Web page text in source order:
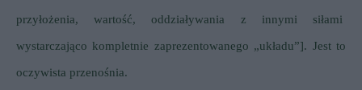
przyłożenia, wartość, oddziaływania z innymi siłami
wystarczająco kompletnie zaprezentowanego „układu”]. Jest to
oczywista przenośnia.